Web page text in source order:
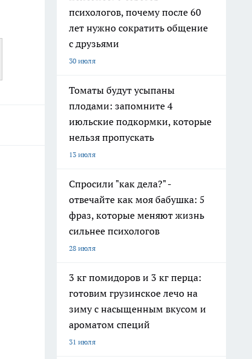
психологов, почему после 60
лет нужно сократить общение
с друзьями
30 июля
Томаты будут усыпаны
плодами: запомните 4
июльские подкормки, которые
нельзя пропускать
13 июля
Спросили "как дела?" -
отвечайте как моя бабушка: 5
фраз, которые меняют жизнь
сильнее психологов
28 июля
3 кг помидоров и 3 кг перца:
готовим грузинское лечо на
зиму с насыщенным вкусом и
ароматом специй
31 июля